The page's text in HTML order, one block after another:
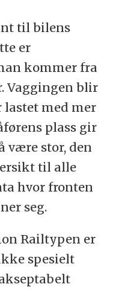
til bilens
er
kommer fra
Vaggingen blir
lastet med mer
plass gir
være stor, den
til alle
hvor fronten
seg.
Railtypen er
spesielt